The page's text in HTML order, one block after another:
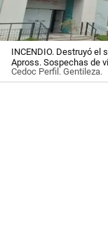
INCENDIO. Destruyó el
Apross. Sospechas de
Cedoc Perfil. Gentileza.